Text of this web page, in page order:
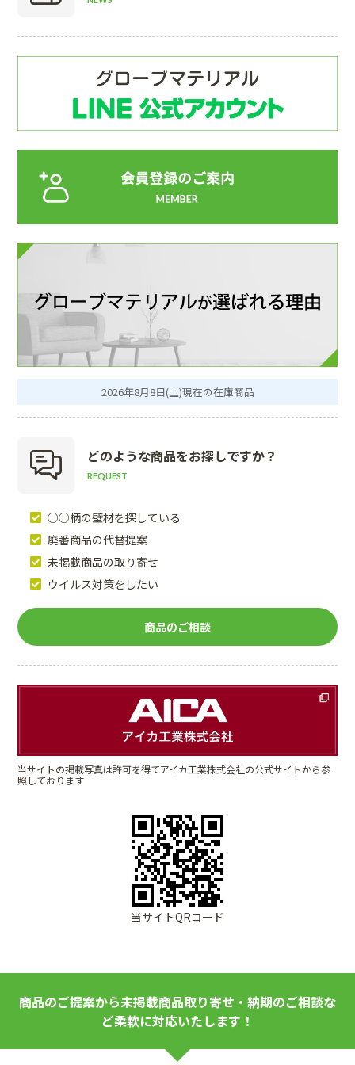
2026年8月8日(土)現在の在庫商品
どのような商品をお探しですか？
REQUEST
○○柄の壁材を探している
廃番商品の代替提案
未掲載商品の取り寄せ
ウイルス対策をしたい
商品のご相談
当サイトの掲載写真は許可を得てアイカ工業株式会社の公式サイトから参
照しております
当サイトQRコード
商品のご提案から未掲載商品取り寄せ・納期のご相談な
ど柔軟に対応いたします！